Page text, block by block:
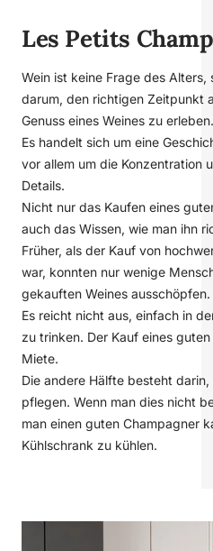
Les Petits
Wein ist keine Frage des Alters,
darum, den richtigen Zeitpunkt
Genuss eines Weines zu erleben.
Es handelt sich um eine
vor allem um die Konzentration
Details.
Nicht nur das Kaufen eines
auch das Wissen, wie man ihn
Früher, als der Kauf von
war, konnten nur wenige
gekauften Weines ausschöpfen.
Es reicht nicht aus, einfach in
zu trinken. Der Kauf eines
Miete.
Die andere Hälfte besteht
pflegen. Wenn man dies nicht
man einen guten Champagner
Kühlschrank zu kühlen.